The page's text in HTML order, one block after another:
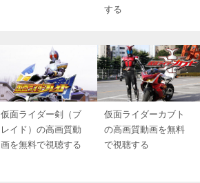
する
仮面ライダー剣（ブ
レイド）の高画質動
画を無料で視聴する
仮面ライダーカブト
の高画質動画を無料
で視聴する